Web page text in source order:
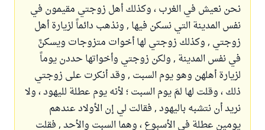
نحن نعيش في الغرب ، وكذلك أهل زوجتي مقيمون في
نفس المدينة التي نسكن فيها , ونذهب دائماً لزيارة أهل
زوجتي , وكذلك زوجتي لها أخوات متزوجات ويسكنَّ
في نفس المدينة , ولكن زوجتي وأخواتها حددن يوماً
لزيارة أهلهن وهو يوم السبت , وقد أنكرت على زوجتي
ذلك ، وقلت لها لمَ يوم السبت ؛ لأنه يوم عطلة لليهود ، ولا
نريد أن نتشبه باليهود , فقالت لي إن الأولاد عندهم
يومين عطلة في الأسبوع ، وهما السبت والأحد , فقلت